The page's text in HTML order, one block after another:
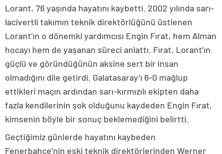
Lorant, 76 yaşında hayatını kaybetti. 2002 yılında sarı-
lacivertli takımın teknik direktörlüğünü üstlenen
Lorant’ın o dönemki yardımcısı Engin Fırat, hem Alman
hocayı hem de yaşanan süreci anlattı. Fırat, Lorant’ın
güçlü ve göründüğünün aksine sert bir insan
olmadığını dile getirdi. Galatasaray’ı 6-0 mağlup
ettikleri maçın ardından sarı-kırmızılı ekipten daha
fazla kendilerinin şok olduğunu kaydeden Engin Fırat,
kimsenin böyle bir sonuç beklemediğini belirtti.
Geçtiğimiz günlerde hayatını kaybeden
Fenerbahçe’nin eski teknik direktörlerinden Werner